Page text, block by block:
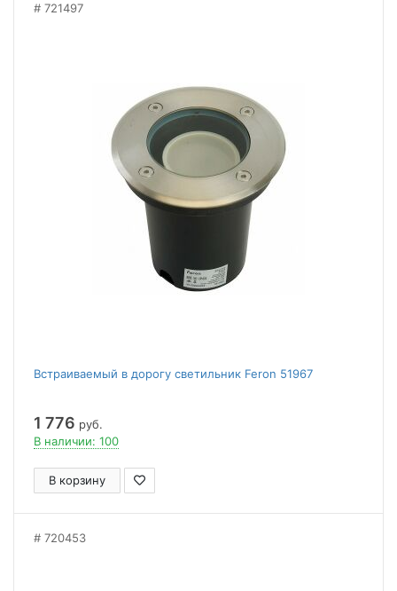
721497
Встраиваемый в дорогу светильник Feron 51967
1 776 руб.
В наличии: 100
В корзину
720453